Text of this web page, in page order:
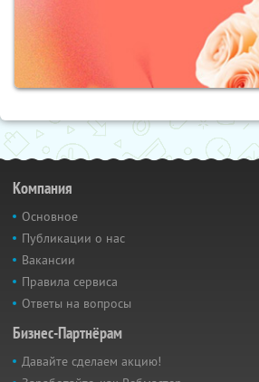
Компания
Основное
Публикации о нас
Вакансии
Правила сервиса
Ответы на вопросы
Бизнес-Партнёрам
Давайте сделаем акцию!